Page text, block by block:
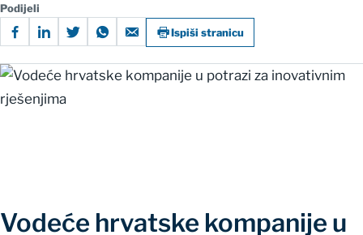
Podijeli
Ispiši stranicu
Vodeće hrvatske kompanije u